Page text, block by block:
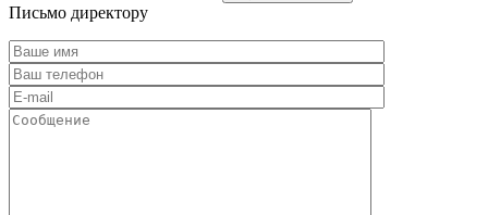
Письмо директору